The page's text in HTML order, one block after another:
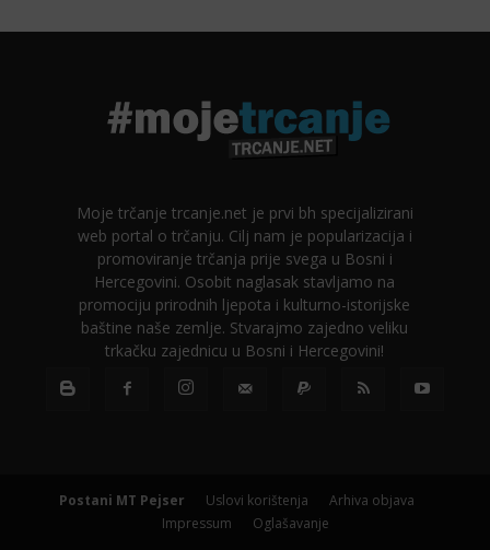
Moje trčanje trcanje.net je prvi bh specijalizirani
web portal o trčanju. Cilj nam je popularizacija i
promoviranje trčanja prije svega u Bosni i
Hercegovini. Osobit naglasak stavljamo na
promociju prirodnih ljepota i kulturno-istorijske
baštine naše zemlje. Stvarajmo zajedno veliku
trkačku zajednicu u Bosni i Hercegovini!
Postani MT Pejser Uslovi korištenja
Arhiva objava
Impressum
Oglašavanje